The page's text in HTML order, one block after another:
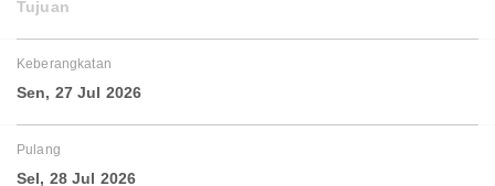
Tujuan
Keberangkatan
Sen, 27 Jul 2026
Pulang
Sel, 28 Jul 2026